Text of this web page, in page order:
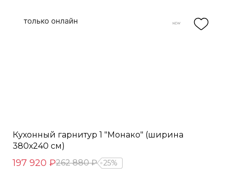
Кухонный гарнитур 1 "Монако" (ширина
380х240 см)
197 920 ₽262 880 ₽ 25%